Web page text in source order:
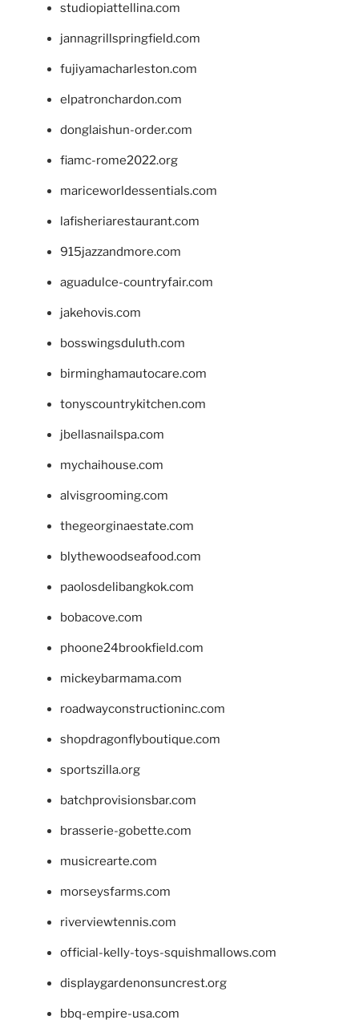
studiopiattellina.com
jannagrillspringfield.com
fujiyamacharleston.com
elpatronchardon.com
donglaishun-order.com
fiamc-rome2022.org
mariceworldessentials.com
lafisheriarestaurant.com
915jazzandmore.com
aguadulce-countryfair.com
jakehovis.com
bosswingsduluth.com
birminghamautocare.com
tonyscountrykitchen.com
jbellasnailspa.com
mychaihouse.com
alvisgrooming.com
thegeorginaestate.com
blythewoodseafood.com
paolosdelibangkok.com
bobacove.com
phoone24brookfield.com
mickeybarmama.com
roadwayconstructioninc.com
shopdragonflyboutique.com
sportszilla.org
batchprovisionsbar.com
brasserie-gobette.com
musicrearte.com
morseysfarms.com
riverviewtennis.com
official-kelly-toys-squishmallows.com
displaygardenonsuncrest.org
bbq-empire-usa.com